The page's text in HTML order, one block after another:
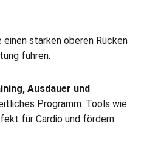
starken oberen Rücken
führen.
Ausdauer und
Programm. Tools wie
für Cardio und fördern